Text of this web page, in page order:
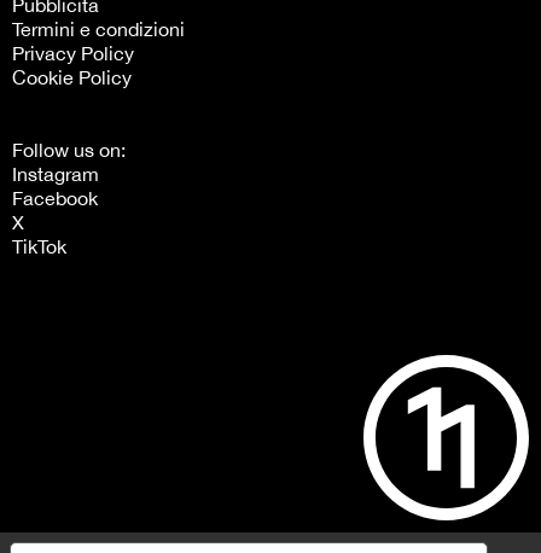
Pubblicità
Termini e condizioni
Privacy Policy
Cookie Policy
Follow us on:
Instagram
Facebook
X
TikTok